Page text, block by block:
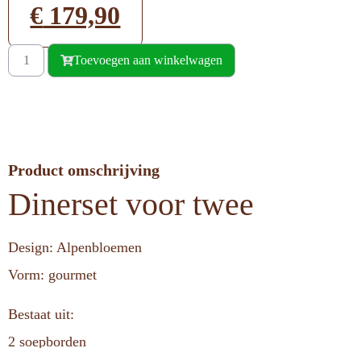
€ 179,90
Toevoegen aan winkelwagen
Product omschrijving
Dinerset voor twee
Design: Alpenbloemen
Vorm: gourmet
Bestaat uit:
2 soepborden